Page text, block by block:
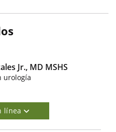
Jr., MD MSHS
urología
línea